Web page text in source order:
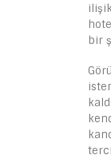
bir